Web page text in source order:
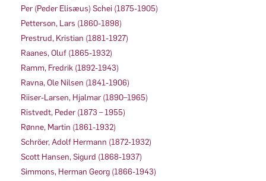
Per (Peder Elisæus) Schei (1875-1905)
Petterson, Lars (1860-1898)
Prestrud, Kristian (1881-1927)
Raanes, Oluf (1865-1932)
Ramm, Fredrik (1892-1943)
Ravna, Ole Nilsen (1841-1906)
Riiser-Larsen, Hjalmar (1890–1965)
Ristvedt, Peder (1873 – 1955)
Rønne, Martin (1861-1932)
Schröer, Adolf Hermann (1872-1932)
Scott Hansen, Sigurd (1868-1937)
Simmons, Herman Georg (1866-1943)